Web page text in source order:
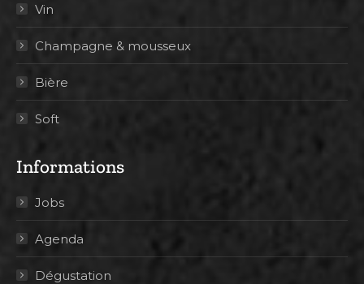
Vin
Champagne & mousseux
Bière
Soft
Informations
Jobs
Agenda
Dégustation